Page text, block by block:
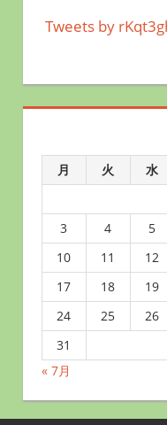
Tweets by
月 火 水
3
4 5
10
11 12
17
18 19
24
25 26
31
« 7月